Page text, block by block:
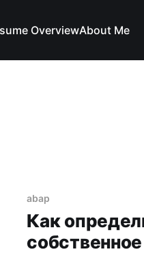
OverviewAbout Me
abap
Как